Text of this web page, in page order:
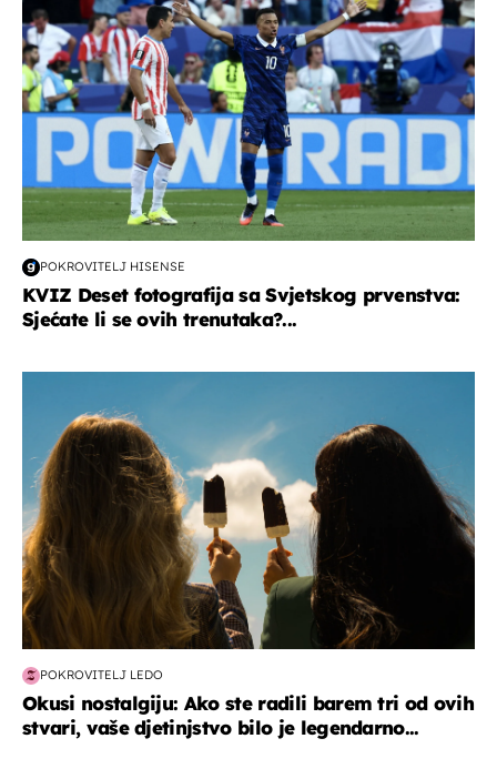
POKROVITELJ HISENSE
KVIZ Deset fotografija sa Svjetskog prvenstva:
Sjećate li se ovih trenutaka?...
POKROVITELJ LEDO
Okusi nostalgiju: Ako ste radili barem tri od ovih
stvari, vaše djetinjstvo bilo je legendarno...